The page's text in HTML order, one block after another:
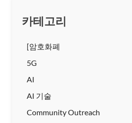
카테고리
[암호화폐
5G
AI
AI 기술
Community Outreach